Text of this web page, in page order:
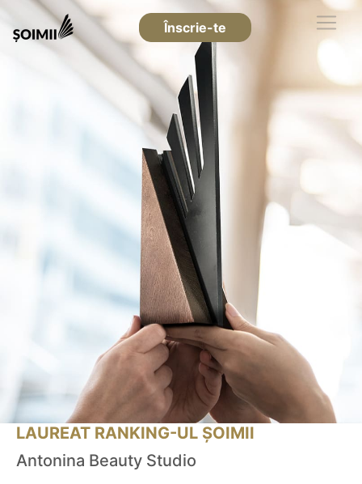
Înscrie-te
LAUREAT RANKING-UL ȘOIMII
Antonina Beauty Studio